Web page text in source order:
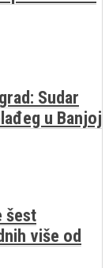
Sudar
u Banjoj
šest
više od